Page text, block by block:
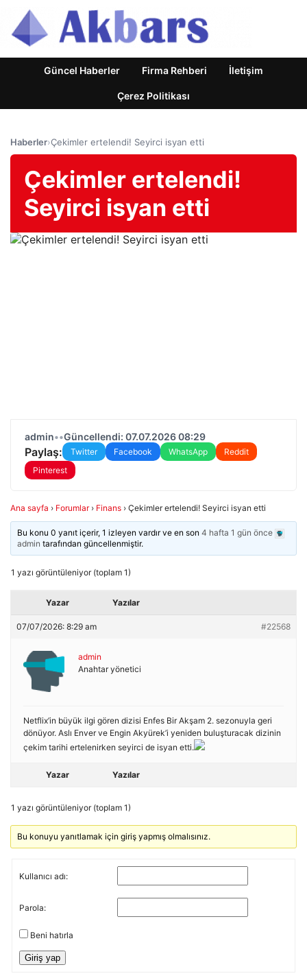
Güncel Haberler Firma Rehberi İletişim
Çerez Politikası
Haberler›Çekimler ertelendi! Seyirci isyan etti
Çekimler ertelendi!
Seyirci isyan etti
admin••Güncellendi: 07.07.2026 08:29
Paylaş: Twitter Facebook WhatsApp
Reddit
Pinterest
Ana sayfa › Forumlar › Finans › Çekimler ertelendi! Seyirci isyan etti
Bu konu 0 yanıt içerir, 1 izleyen vardır ve en son4 hafta 1 gün önce
admin tarafından güncellenmiştir.
1 yazı görüntüleniyor (toplam 1)
Yazar Yazılar
07/07/2026: 8:29 am #22568
admin
Anahtar yönetici
Netflix’in büyük ilgi gören dizisi Enfes Bir Akşam 2. sezonuyla geri
dönüyor. Aslı Enver ve Engin Akyürek’i yeniden buluşturacak dizinin
çekim tarihi ertelenirken seyirci de isyan etti.
Yazar Yazılar
1 yazı görüntüleniyor (toplam 1)
Bu konuyu yanıtlamak için giriş yapmış olmalısınız.
Kullanıcı adı:
Parola:
Beni hatırla
Giriş yap